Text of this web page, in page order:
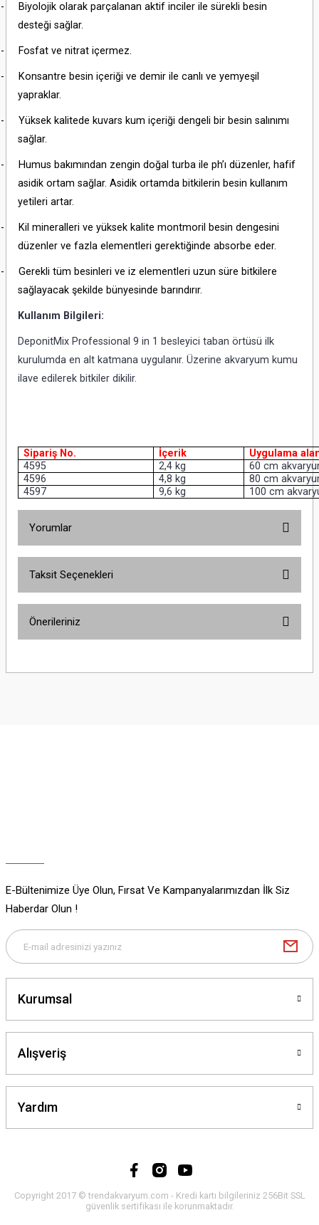
-
Biyolojik olarak parçalanan aktif inciler ile sürekli besin
desteği sağlar.
- Fosfat ve nitrat içermez.
-
Konsantre besin içeriği ve demir ile canlı ve yemyeşil
yapraklar.
-
Yüksek kalitede kuvars kum içeriği dengeli bir besin salınımı
sağlar.
-
Humus bakımından zengin doğal turba ile ph’ı düzenler, hafif
asidik ortam sağlar. Asidik ortamda bitkilerin besin kullanım
yetileri artar.
-
Kil mineralleri ve yüksek kalite montmoril besin dengesini
düzenler ve fazla elementleri gerektiğinde absorbe eder.
-
Gerekli tüm besinleri ve iz elementleri uzun süre bitkilere
sağlayacak şekilde bünyesinde barındırır.
Kullanım Bilgileri:
DeponitMix Professional 9 in 1 besleyici taban örtüsü ilk
kurulumda en alt katmana uygulanır. Üzerine akvaryum kumu
ilave edilerek bitkiler dikilir.
Sipariş No. İçerik
Uygulama
4595
2,4 kg
60 cm
4596
4,8 kg
80 cm
4597
9,6 kg 100 cm
Yorumlar
Taksit Seçenekleri
Önerileriniz
yetersiz gördüğünüz noktaları öneri formunu kullanarak tarafımıza
E-Bültenimize Üye Olun, Fırsat Ve Kampanyalarımızdan İlk Siz
Haberdar Olun !
Kurumsal
Alışveriş
Yardım
Copyright 2017 © trendakvaryum.com - Kredi kartı bilgileriniz 256Bit SSL
güvenlik sertifikası ile korunmaktadır.